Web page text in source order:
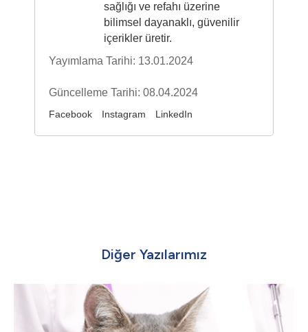
sağlığı ve refahı üzerine
bilimsel dayanaklı, güvenilir
içerikler üretir.
Yayımlama Tarihi: 13.01.2024
Güncelleme Tarihi: 08.04.2024
Facebook Instagram LinkedIn
Diğer Yazılarımız